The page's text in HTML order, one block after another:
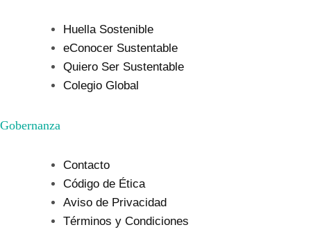
Huella Sostenible
eConocer Sustentable
Quiero Ser Sustentable
Colegio Global
Gobernanza
Contacto
Código de Ética
Aviso de Privacidad
Términos y Condiciones